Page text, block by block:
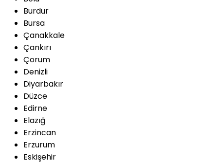
Burdur
Bursa
Çanakkale
Çankırı
Çorum
Denizli
Diyarbakır
Düzce
Edirne
Elazığ
Erzincan
Erzurum
Eskişehir